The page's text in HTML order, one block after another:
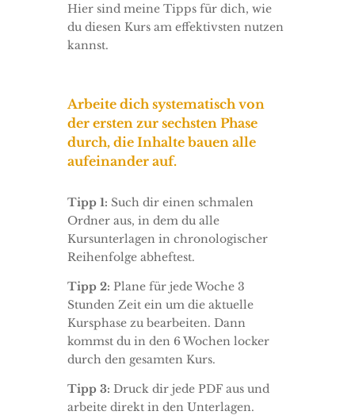
Hier sind meine Tipps für dich, wie
du diesen Kurs am effektivsten nutzen
kannst.
Arbeite dich systematisch von
der ersten zur sechsten Phase
durch, die Inhalte bauen alle
aufeinander auf.
Tipp 1: Such dir einen schmalen
Ordner aus, in dem du alle
Kursunterlagen in chronologischer
Reihenfolge abheftest.
Tipp 2: Plane für jede Woche 3
Stunden Zeit ein um die aktuelle
Kursphase zu bearbeiten. Dann
kommst du in den 6 Wochen locker
durch den gesamten Kurs.
Tipp 3: Druck dir jede PDF aus und
arbeite direkt in den Unterlagen.